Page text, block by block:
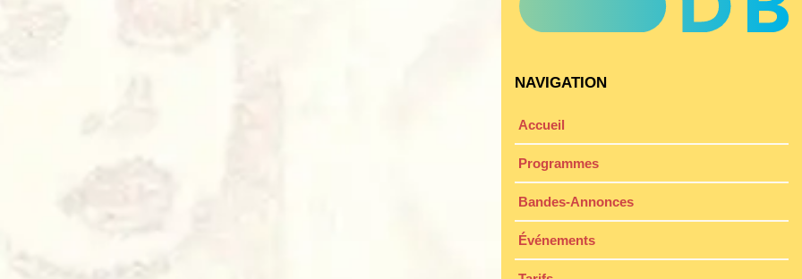
NAVIGATION
Accueil
Programmes
Bandes-Annonces
Événements